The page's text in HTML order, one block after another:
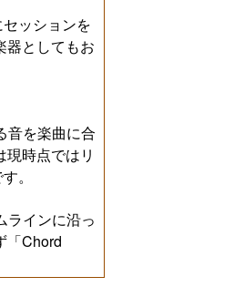
ッションを
器としてもお
音を楽曲に合
時点ではリ
。
ラインに沿っ
「Chord